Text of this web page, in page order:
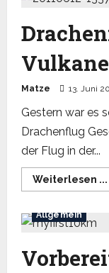
Matze 13. Juni
Gestern war es
Drachenflug
der Flug in der...
Weiterlesen ...
Allgemein